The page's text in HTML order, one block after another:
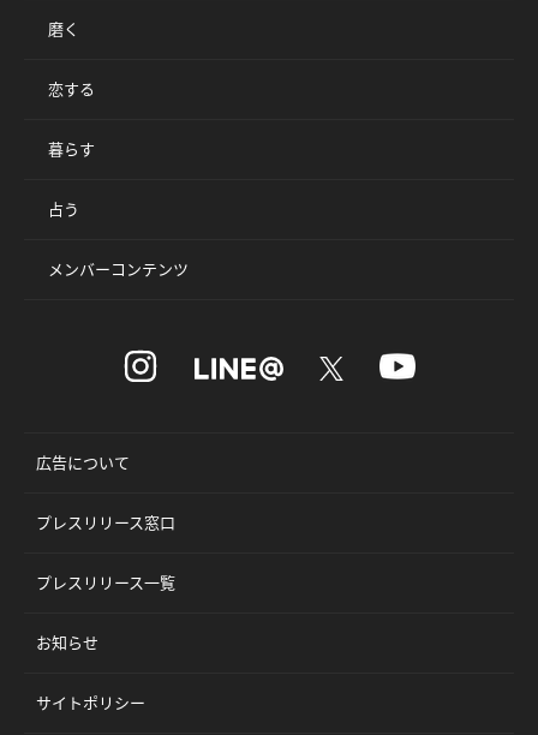
磨く
恋する
暮らす
占う
メンバーコンテンツ
広告について
プレスリリース窓口
プレスリリース一覧
お知らせ
サイトポリシー